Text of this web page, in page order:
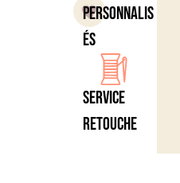
personnalis
és
Service
retouche